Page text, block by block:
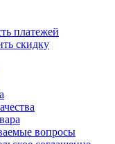
платежей
скидку
вопросы